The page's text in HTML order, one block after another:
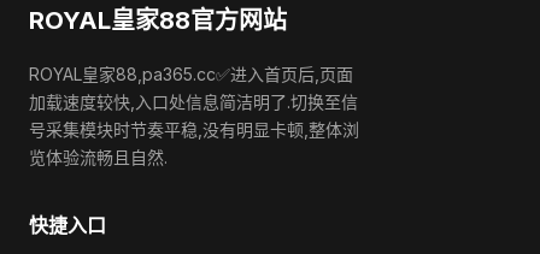
ROYAL皇家88官方网站
ROYAL皇家88,pa365.cc✅进入首页后,页面
加载速度较快,入口处信息简洁明了.切换至信
号采集模块时节奏平稳,没有明显卡顿,整体浏
览体验流畅且自然.
快捷入口